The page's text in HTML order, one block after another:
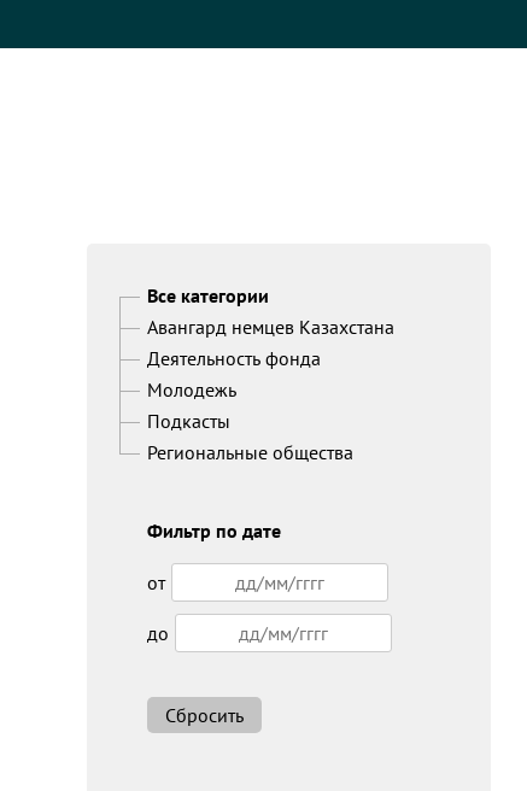
Все категории
Авангард немцев Казахстана
Деятельность фонда
Молодежь
Подкасты
Региональные общества
Фильтр по дате
от
до
Сбросить